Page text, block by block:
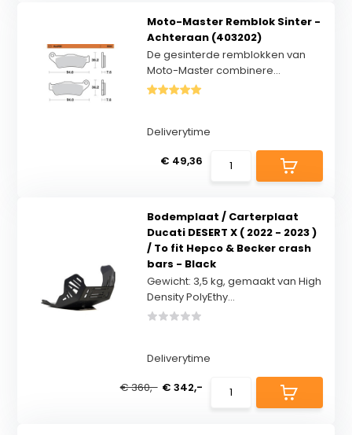
Moto-Master Remblok Sinter -
Achteraan (403202)
De gesinterde remblokken van
Moto-Master combinere...
Deliverytime
€ 49,36
Bodemplaat / Carterplaat
Ducati DESERT X ( 2022 - 2023 )
/ To fit Hepco & Becker crash
bars - Black
Gewicht: 3,5 kg, gemaakt van High
Density PolyEthy...
Deliverytime
€ 360,- € 342,-